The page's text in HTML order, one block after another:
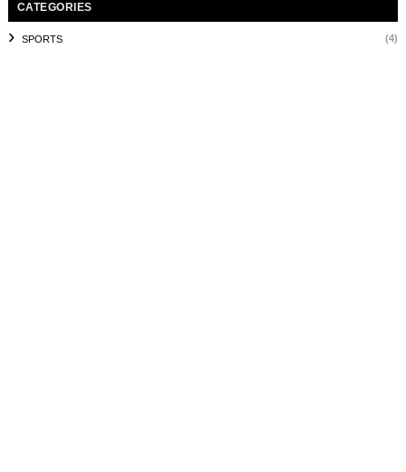
CATEGORIES
SPORTS (4)